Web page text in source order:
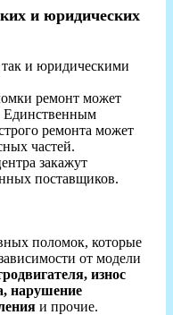
и юридических
и юридическими
ремонт может
Единственным
ремонта может
частей.
закажут
поставщиков.
поломок, которые
от модели
износ
нарушение
и прочие.